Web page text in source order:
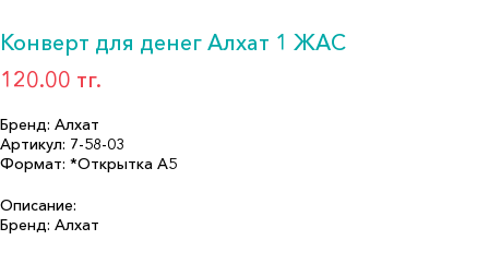
Конверт для денег Алхат 1 ЖАС
120.00 тг.
Бренд: Алхат
Артикул: 7-58-03
Формат: *Открытка А5
Описание:
Бренд: Алхат